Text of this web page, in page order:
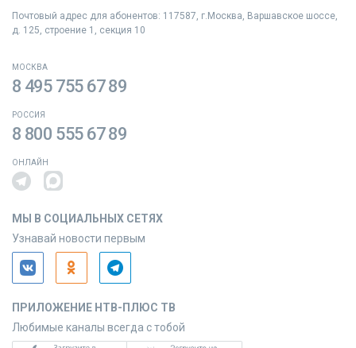
Почтовый адрес для абонентов: 117587, г.Москва, Варшавское шоссе,
д. 125, строение 1, секция 10
МОСКВА
8 495 755 67 89
РОССИЯ
8 800 555 67 89
ОНЛАЙН
МЫ В СОЦИАЛЬНЫХ СЕТЯХ
Узнавай новости первым
ПРИЛОЖЕНИЕ НТВ-ПЛЮС ТВ
Любимые каналы всегда с тобой